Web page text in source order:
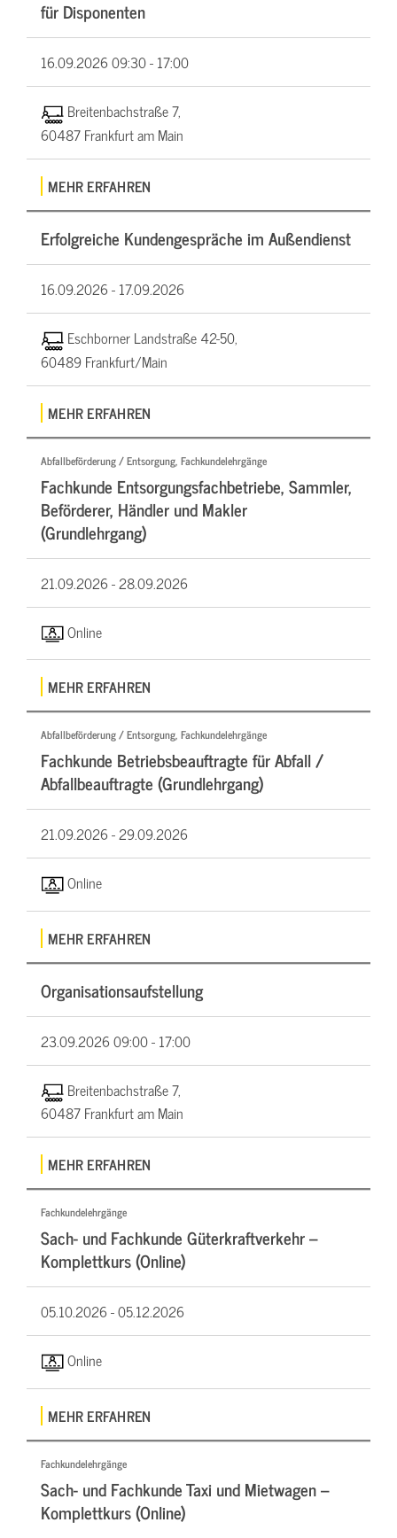
für Disponenten
16.09.202609:30 - 17:00
Breitenbachstraße 7,
60487 Frankfurt am Main
MEHR ERFAHREN
Erfolgreiche Kundengespräche im Außendienst
16.09.2026 -17.09.2026
Eschborner Landstraße 42-50,
60489 Frankfurt/Main
MEHR ERFAHREN
Abfallbeförderung / Entsorgung, Fachkundelehrgänge
Fachkunde Entsorgungsfachbetriebe, Sammler,
Beförderer, Händler und Makler
(Grundlehrgang)
21.09.2026 -28.09.2026
Online
MEHR ERFAHREN
Abfallbeförderung / Entsorgung, Fachkundelehrgänge
Fachkunde Betriebsbeauftragte für Abfall /
Abfallbeauftragte (Grundlehrgang)
21.09.2026 -29.09.2026
Online
MEHR ERFAHREN
Organisationsaufstellung
23.09.202609:00 - 17:00
Breitenbachstraße 7,
60487 Frankfurt am Main
MEHR ERFAHREN
Fachkundelehrgänge
Sach- und Fachkunde Güterkraftverkehr –
Komplettkurs (Online)
05.10.2026 -05.12.2026
Online
MEHR ERFAHREN
Fachkundelehrgänge
Sach- und Fachkunde Taxi und Mietwagen –
Komplettkurs (Online)